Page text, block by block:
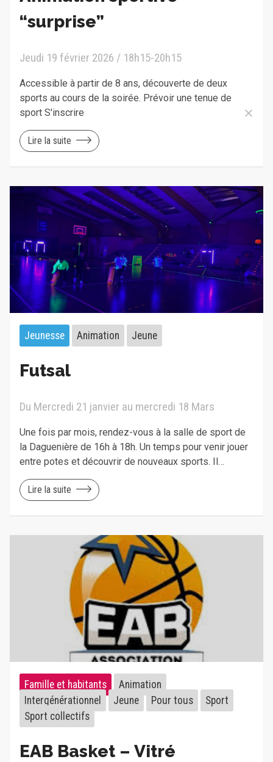
“surprise”
Jeudi 19 février 2026 / 18h15-20h15
Accessible à partir de 8 ans, découverte de deux
sports au cours de la soirée. Prévoir une tenue de
sport S'inscrire
Lire la suite
Jeunesse Animation Jeune
Futsal
Du Mercredi 21 janvier au mercredi 18 Mars
Une fois par mois, rendez-vous à la salle de sport de
la Daguenière de 16h à 18h. Un temps pour venir jouer
entre potes et découvrir de nouveaux sports. Il…
Lire la suite
Famille et habitants
Animation
Intergénérationnel
Jeune Pour tous
Sport
Sport collectifs
EAB Basket – Vitré